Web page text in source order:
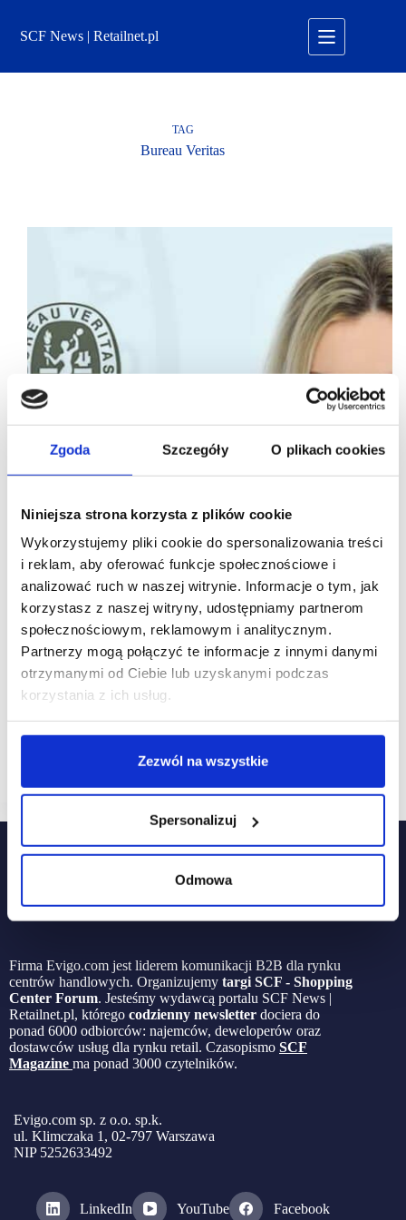
Zgoda Szczegóły O plikach cookies
Niniejsza strona korzysta z plików cookie
Wykorzystujemy pliki cookie do spersonalizowania treści
i reklam, aby oferować funkcje społecznościowe i
analizować ruch w naszej witrynie. Informacje o tym, jak
korzystasz z naszej witryny, udostępniamy partnerom
społecznościowym, reklamowym i analitycznym.
Partnerzy mogą połączyć te informacje z innymi danymi
otrzymanymi od Ciebie lub uzyskanymi podczas
korzystania z ich usług.
Zezwól na wszystkie
Spersonalizuj
Odmowa
treściSCF News | Retailnet.pl
TAG
Bureau Veritas
03/03/2021 Bureau Veritas
[WYWIAD] Joanna Waberska, Bureau Veritas:
SafeGuard potwierdza, że obiekt spełnia wymagania
obowiązujące w naszym ustawodawstwie
Etykieta zgodności SafeGuard jest przyznawana
na okres 6 miesięcy. Sama procedura zwykle trwa
zaledwie kilka dni. Nie są to skomplikowane dla
obiekt, a następnie…
Firma Evigo.com jest liderem komunikacji B2B dla rynku
centrów handlowych. Organizujemy targi SCF - Shopping
Center Forum. Jesteśmy wydawcą portalu SCF News |
Retailnet.pl, którego codzienny newsletter dociera do
ponad 6000 odbiorców: najemców, deweloperów oraz
dostawców usług dla rynku retail. Czasopismo SCF
Magazine ma ponad 3000 czytelników.
Evigo.com sp. z o.o. sp.k.
ul. Klimczaka 1, 02-797 Warszawa
NIP 5252633492
LinkedIn YouTube Facebook